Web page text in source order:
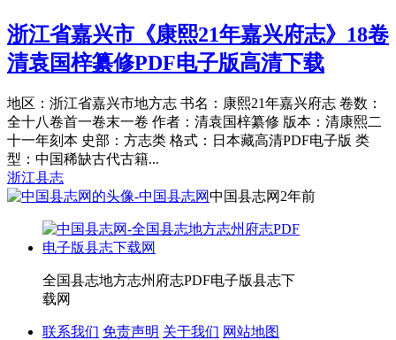
浙江省嘉兴市《康熙21年嘉兴府志》18卷
清袁国梓纂修PDF电子版高清下载
地区：浙江省嘉兴市地方志 书名：康熙21年嘉兴府志 卷数：
全十八卷首一卷末一卷 作者：清袁国梓纂修 版本：清康熙二
十一年刻本 史部：方志类 格式：日本藏高清PDF电子版 类
型：中国稀缺古代古籍...
浙江县志
中国县志网 2年前
全国县志地方志州府志PDF电子版县志下
载网
联系我们 免责声明 关于我们 网站地图